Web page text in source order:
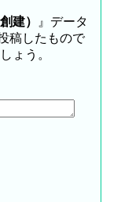
建）
』データ
稿したもので
ょう。